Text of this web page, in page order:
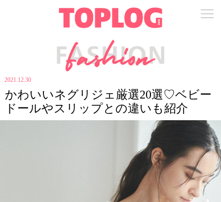
2021.12.30
かわいいネグリジェ厳選20選♡ベビー
ドールやスリップとの違いも紹介